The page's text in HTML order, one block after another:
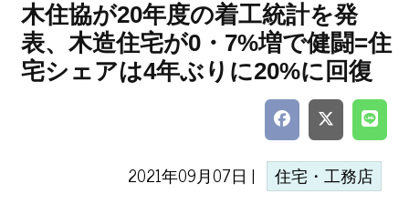
木住協が20年度の着工統計を発
表、木造住宅が0・7%増で健闘=住
宅シェアは4年ぶりに20%に回復
2021年09月07日 | 住宅・工務店